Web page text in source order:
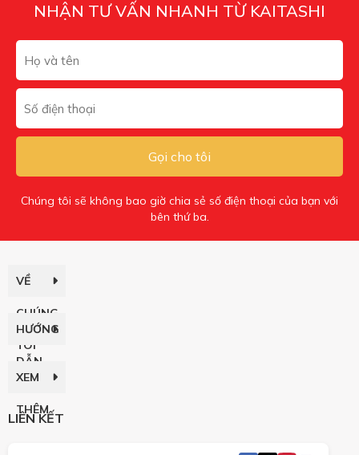
NHẬN TƯ VẤN NHANH TỪ KAITASHI
Gọi cho tôi
Chúng tôi sẽ không bao giờ chia sẻ số điện thoại của bạn với
bên thứ ba.
VỀ
CHÚNG
TÔI
HƯỚNG
DẪN
XEM
THÊM
LIÊN KẾT